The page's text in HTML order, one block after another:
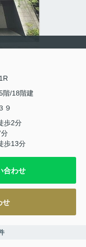
1R
階/18階建
９
歩2分
分
歩13分
合わせ
せ